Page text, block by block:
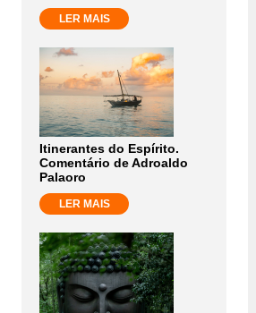
LER MAIS
Itinerantes do Espírito.
Comentário de Adroaldo
Palaoro
LER MAIS